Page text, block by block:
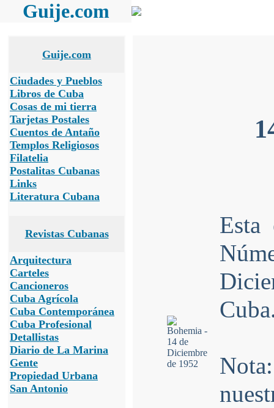
Guije.com
Guije.com
Ciudades y Pueblos
Libros de Cuba
Cosas de mi tierra
Tarjetas Postales
Cuentos de Antaño
Templos Religiosos
Filatelia
Postalitas Cubanas
Links
Literatura Cubana
Revistas Cubanas
Arquitectura
Carteles
Cancioneros
Cuba Agrícola
Cuba Contemporánea
Cuba Profesional
Detallistas
Diario de La Marina
Gente
Propiedad Urbana
San Antonio